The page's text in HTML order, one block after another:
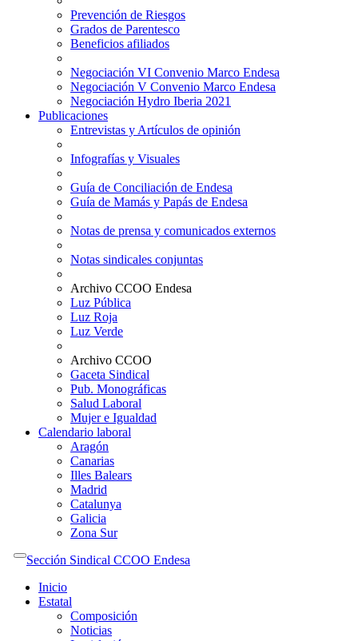
Prevención de Riesgos
Grados de Parentesco
Beneficios afiliados
Negociación VI Convenio Marco Endesa
Negociación V Convenio Marco Endesa
Negociación Hydro Iberia 2021
Publicaciones
Entrevistas y Artículos de opinión
Infografías y Visuales
Guía de Conciliación de Endesa
Guía de Mamás y Papás de Endesa
Notas de prensa y comunicados externos
Notas sindicales conjuntas
Archivo CCOO Endesa
Luz Pública
Luz Roja
Luz Verde
Archivo CCOO
Gaceta Sindical
Pub. Monográficas
Salud Laboral
Mujer e Igualdad
Calendario laboral
Aragón
Canarias
Illes Balears
Madrid
Catalunya
Galicia
Zona Sur
Sección Sindical CCOO Endesa
Inicio
Estatal
Composición
Noticias